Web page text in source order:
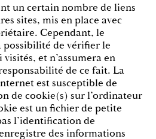
un certain nombre de liens
sites, mis en place avec
Cependant, le
possibilité de vérifier le
et n’assumera en
de ce fait. La
est susceptible de
de cookie(s) sur l’ordinateur
est un fichier de petite
l’identification de
des informations